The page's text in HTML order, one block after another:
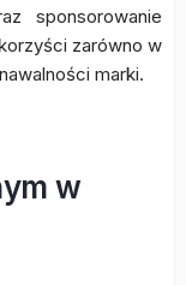
sponsorowanie
zarówno w
marki.
w